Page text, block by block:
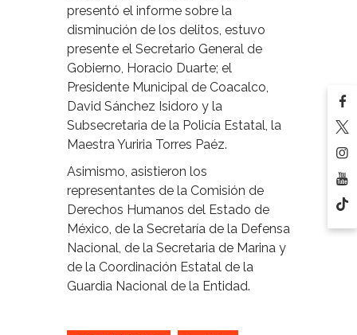
presentó el informe sobre la
disminución de los delitos, estuvo
presente el Secretario General de
Gobierno, Horacio Duarte; el
Presidente Municipal de Coacalco,
David Sánchez Isidoro y la
Subsecretaria de la Policía Estatal, la
Maestra Yuriria Torres Paéz.
Asimismo, asistieron los
representantes de la Comisión de
Derechos Humanos del Estado de
México, de la Secretaría de la Defensa
Nacional, de la Secretaria de Marina y
de la Coordinación Estatal de la
Guardia Nacional de la Entidad.